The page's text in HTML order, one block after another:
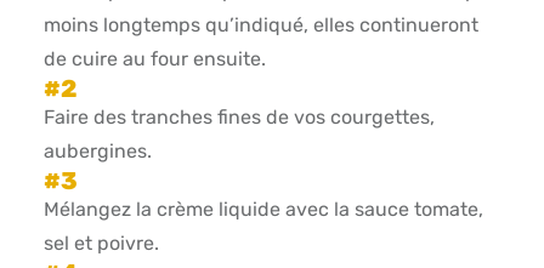
moins longtemps qu’indiqué, elles continueront
de cuire au four ensuite.
Faire des tranches fines de vos courgettes,
aubergines.
Mélangez la crème liquide avec la sauce tomate,
sel et poivre.